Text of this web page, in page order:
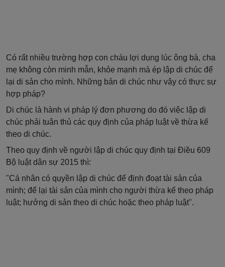
Có rất nhiều trường hợp con cháu lợi dụng lúc ông bà, cha
mẹ không còn minh mẫn, khỏe mạnh mà ép lập di chúc để
lại di sản cho mình. Những bản di chúc như vậy có thực sự
hợp pháp?
Di chúc là hành vi pháp lý đơn phương do đó việc lập di
chúc phải tuân thủ các quy định của pháp luật về thừa kế
theo di chúc.
Theo quy định về người lập di chúc quy định tại Điều 609
Bộ luật dân sự 2015 thì:
"Cá nhân có quyền lập di chúc để định đoạt tài sản của
mình; để lại tài sản của mình cho người thừa kế theo pháp
luật; hưởng di sản theo di chúc hoặc theo pháp luật".